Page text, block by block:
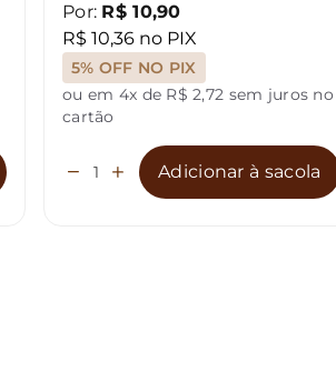
Por: R$ 10,90
R$ 10,36 no PIX
5% OFF NO PIX
ou em 4x de R$ 2,72 sem juros no
cartão
Adicionar à sacola